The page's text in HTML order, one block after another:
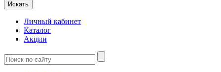
Искать
Личный кабинет
Каталог
Акции